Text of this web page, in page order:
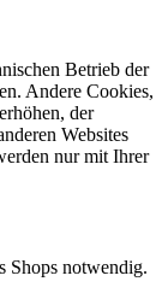
Betrieb der
Andere Cookies,
der
Websites
nur mit Ihrer
Shops notwendig.